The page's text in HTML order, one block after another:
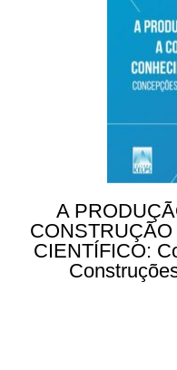
A
CIENTÍFICO: